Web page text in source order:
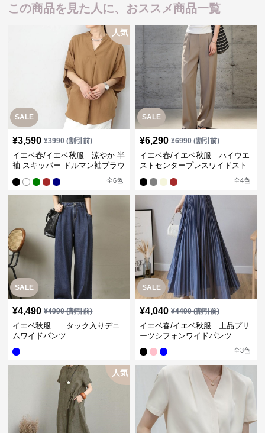
この商品を見た人に、おススメ商品一覧
SALE
人気
¥3,590 ¥3990(割引前)
イエベ春/イエベ秋服 涼やか 半
袖 スキッパー ドルマン袖ブラウ
全6色
SALE
¥6,290 ¥6990(割引前)
イエベ春/イエベ秋服 ハイウエ
ストセンタープレスワイドスト
全4色
SALE
¥4,490 ¥4990(割引前)
イエベ秋服 タック入りデニ
ムワイドパンツ
SALE
¥4,040 ¥4490(割引前)
イエベ春/イエベ秋服 上品プリ
ーツシフォンワイドパンツ
全3色
人気